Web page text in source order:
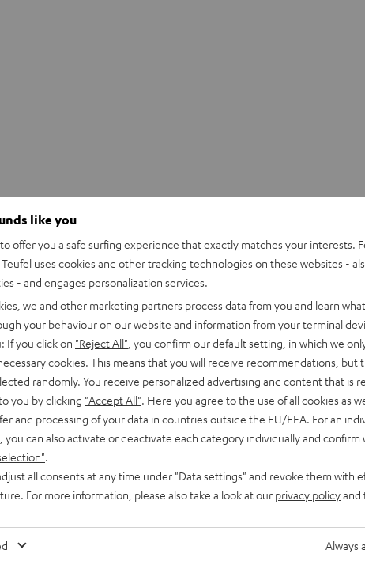
like you
offer you a safe surfing experience that exactly matches your interests.
uses cookies and other tracking technologies on these websites -
- and engages personalization services.
we and other marketing partners process data from you and learn
your behaviour on our website and information from your terminal
If you click on "Reject All" , you confirm our default setting, in which we
cookies. This means that you will receive recommendations, but
randomly. You receive personalized advertising and content that is
you by clicking "Accept All" . Here you agree to the use of all cookies as
and processing of your data in countries outside the EU/EEA. For an
you can also activate or deactivate each category individually and confirm
all consents at any time under "Data settings" and revoke them with
For more information, please also take a look at our privacy policyand
Always